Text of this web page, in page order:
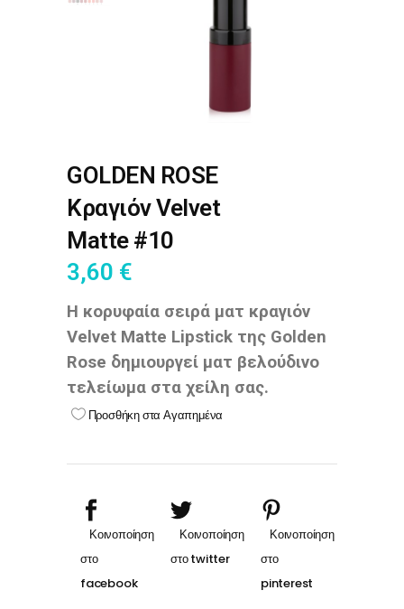
GOLDEN ROSE
Κραγιόν Velvet
Matte #10
3,60 €
Η κορυφαία σειρά ματ κραγιόν
Velvet Matte Lipstick της Golden
Rose δημιουργεί ματ βελούδινο
τελείωμα στα χείλη σας.
Προσθήκη στα Αγαπημένα